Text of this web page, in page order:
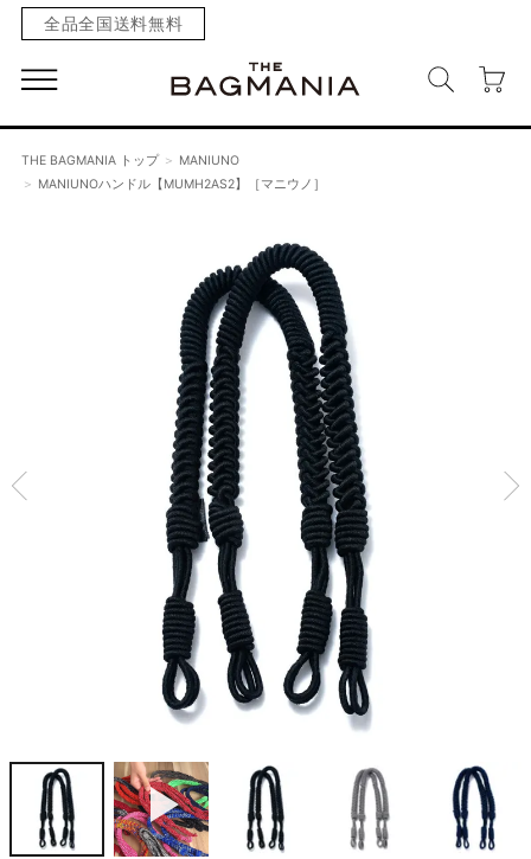
全品全国送料無料
THE BAGMANIA トップ
MANIUNO
MANIUNOハンドル【MUMH2AS2】［マニウノ］